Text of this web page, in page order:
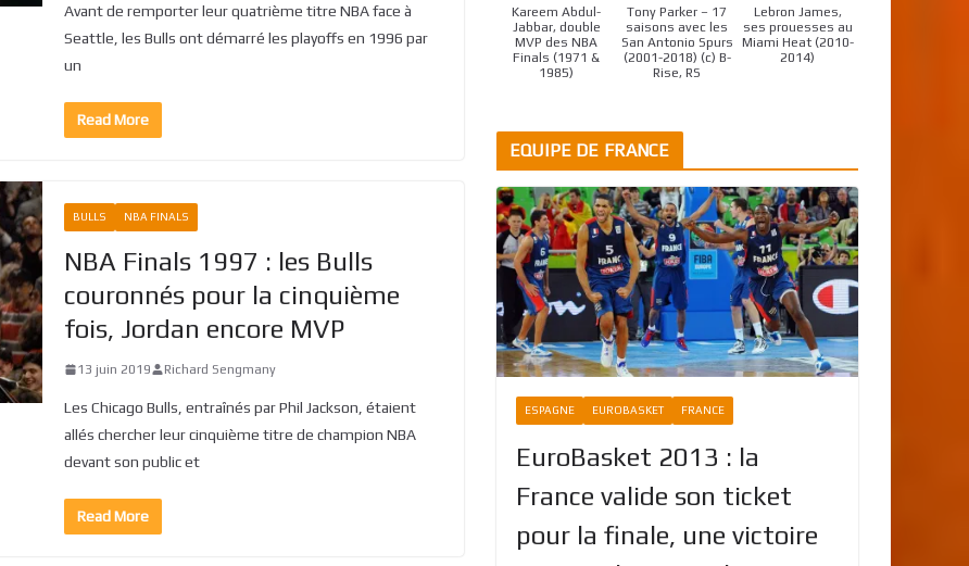
Avant de remporter leur quatrième titre NBA face à
Seattle, les Bulls ont démarré les playoffs en 1996 par
un
Read More
BULLS NBA FINALS
NBA Finals 1997 : les Bulls
couronnés pour la cinquième
fois, Jordan encore MVP
13 juin 2019 Richard Sengmany
Les Chicago Bulls, entraînés par Phil Jackson, étaient
allés chercher leur cinquième titre de champion NBA
devant son public et
Read More
Kareem Abdul-
Jabbar, double
MVP des NBA
Finals (1971 &
1985)
Tony Parker – 17
saisons avec les
San Antonio Spurs
(2001-2018) (c) B-
Rise, RS
Lebron James,
ses prouesses au
Miami Heat (2010-
2014)
EQUIPE DE FRANCE
ESPAGNE EUROBASKET FRANCE
EuroBasket 2013 : la
France valide son ticket
pour la finale, une victoire